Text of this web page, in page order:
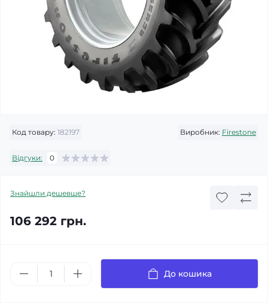
Код товару: 182197 Виробник: Firestone
Відгуки: 0
Знайшли дешевше?
106 292 грн.
До кошика